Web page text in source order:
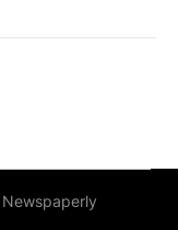
Newspaperly